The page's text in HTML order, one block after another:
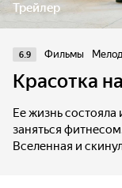
Трейлер
6.9 Фильмы
Красотка
Ее жизнь состояла
заняться
Вселенная и